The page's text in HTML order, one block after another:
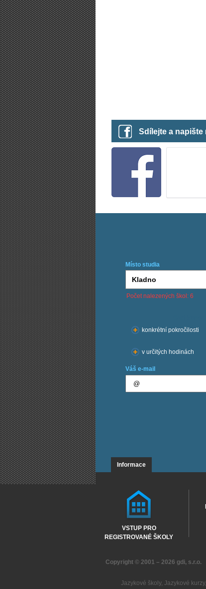
Sdílejte a napište
Místo studia
Počet nalezených škol: 6
konkrétní pokročilosti
v určitých hodinách
Váš e-mail
Informace
VSTUP PRO
REGISTROVANÉ ŠKOLY
Copyright © 2001 – 2026 gdi, s.r.o.
Jazykové školy, Jazykové kurzy,